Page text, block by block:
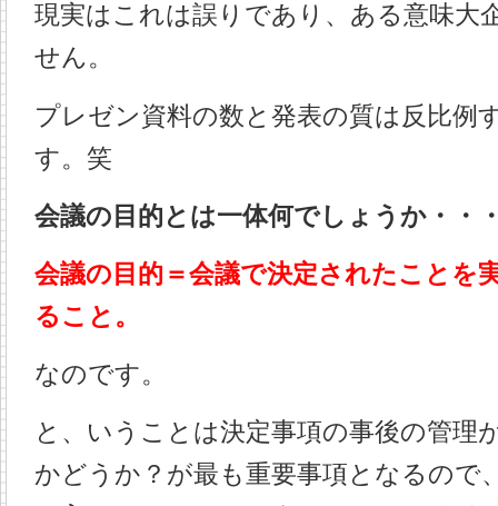
現実はこれは誤りであり、ある意味大
せん。
プレゼン資料の数と発表の質は反比例
す。笑
会議の目的とは一体何でしょうか・・
会議の目的＝会議で決定されたことを
ること。
なのです。
と、いうことは決定事項の事後の管理
かどうか？が最も重要事項となるの